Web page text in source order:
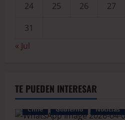
24
25 26 27
31
« Jul
TE PUEDEN INTERESAR
Chile Gobierno Noticias